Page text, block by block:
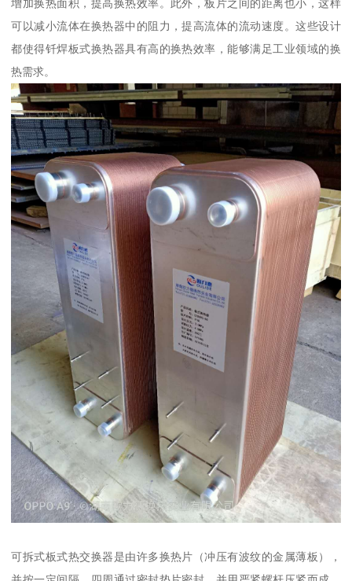
增加换热面积，提高换热效率。此外，板片之间的距离也小，这样
可以减小流体在换热器中的阻力，提高流体的流动速度。这些设计
都使得钎焊板式换热器具有高的换热效率，能够满足工业领域的换
热需求。
可拆式板式热交换器是由许多换热片（冲压有波纹的金属薄板），